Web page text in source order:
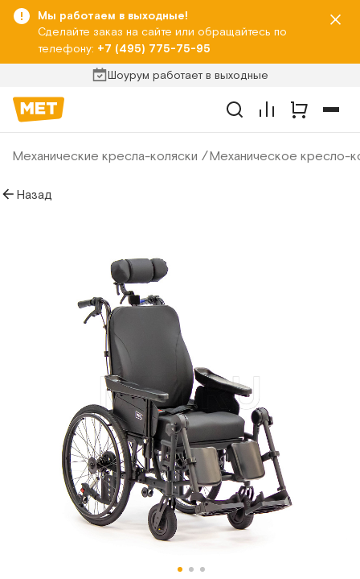
Мы работаем в выходные!
Сделайте заказ на сайте или обращайтесь по
телефону: +7 (495) 775-75-95
Шоурум работает в выходные
Механические кресла-коляски Механическое кресло-
Назад